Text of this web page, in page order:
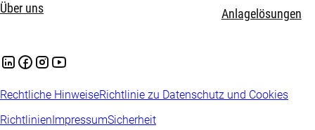
Über uns
Anlagelösungen
Rechtliche HinweiseRichtlinie zu Datenschutz und Cookies
RichtlinienImpressumSicherheit